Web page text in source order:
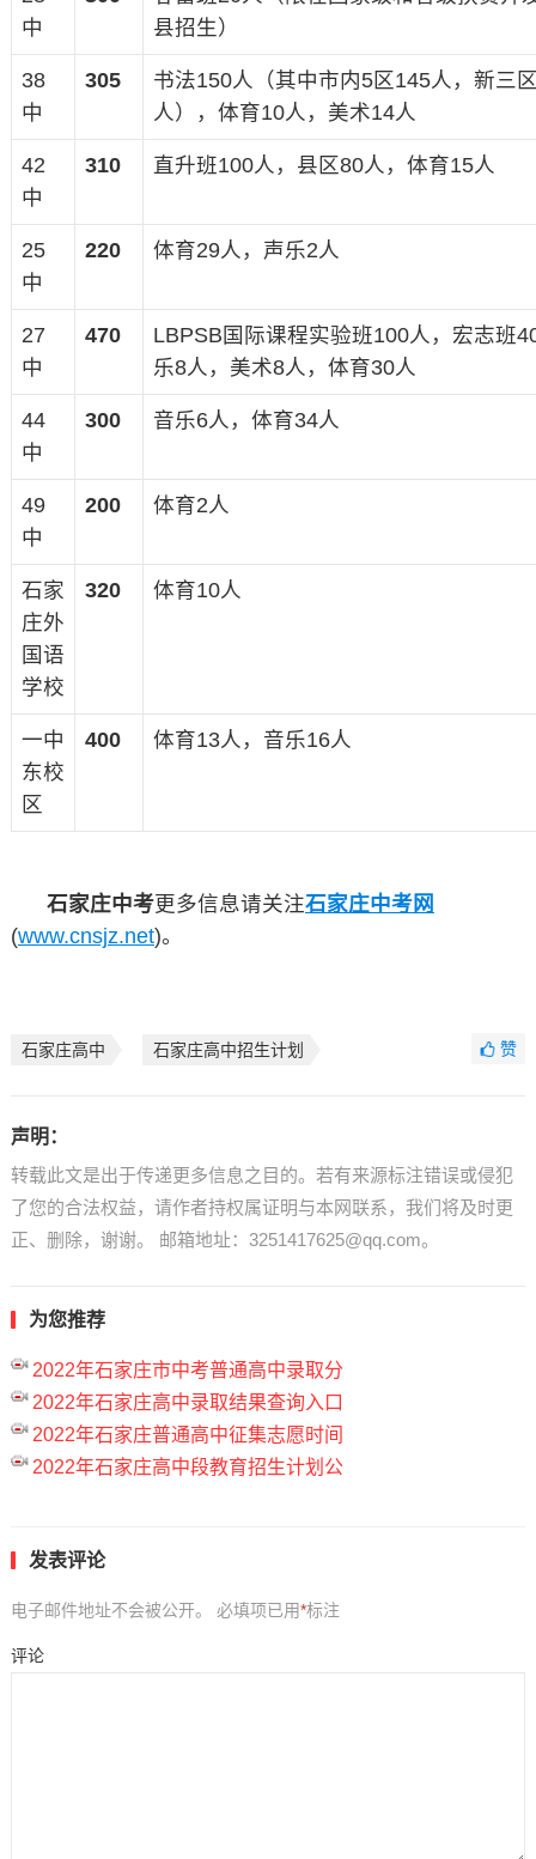
中
县招生）
38
中
305
书法150人（其中市内5区145人，新三
人），体育10人，美术14人
42
中
310 直升班100人，县区80人，体育15人
25
中
220 体育29人，声乐2人
27
中
470
LBPSB国际课程实验班100人，宏志班
乐8人，美术8人，体育30人
44
中
300 音乐6人，体育34人
49
中
200 体育2人
石家
庄外
国语
学校
320 体育10人
一中
东校
区
400 体育13人，音乐16人
石家庄中考更多信息请关注石家庄中考网
(www.cnsjz.net)。
石家庄高中 石家庄高中招生计划 赞
声明：
转载此文是出于传递更多信息之目的。若有来源标注错误或侵犯
了您的合法权益，请作者持权属证明与本网联系，我们将及时更
正、删除，谢谢。 邮箱地址：3251417625@qq.com。
为您推荐
2022年石家庄市中考普通高中录取分
2022年石家庄高中录取结果查询入口
2022年石家庄普通高中征集志愿时间
2022年石家庄高中段教育招生计划公
发表评论
电子邮件地址不会被公开。 必填项已用*标注
评论